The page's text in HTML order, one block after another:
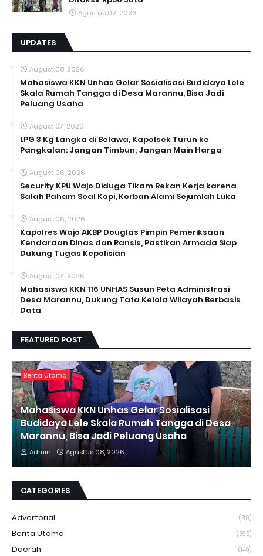
Agustus 02, 2026
UPDATES
August 08, 2026
Mahasiswa KKN Unhas Gelar Sosialisasi Budidaya Lele
Skala Rumah Tangga di Desa Marannu, Bisa Jadi
Peluang Usaha
August 07, 2026
LPG 3 Kg Langka di Belawa, Kapolsek Turun ke
Pangkalan: Jangan Timbun, Jangan Main Harga
August 06, 2026
Security KPU Wajo Diduga Tikam Rekan Kerja karena
Salah Paham Soal Kopi, Korban Alami Sejumlah Luka
August 06, 2026
Kapolres Wajo AKBP Douglas Pimpin Pemeriksaan
Kendaraan Dinas dan Ransis, Pastikan Armada Siap
Dukung Tugas Kepolisian
August 04, 2026
Mahasiswa KKN 116 UNHAS Susun Peta Administrasi
Desa Marannu, Dukung Tata Kelola Wilayah Berbasis
Data
FEATURED POST
Berita Utama
Mahasiswa KKN Unhas Gelar Sosialisasi
Budidaya Lele Skala Rumah Tangga di Desa
Marannu, Bisa Jadi Peluang Usaha
Admin Agustus 08, 2026
CATEGORIES
Advertorial (30)
Berita Utama (595)
Daerah (149)